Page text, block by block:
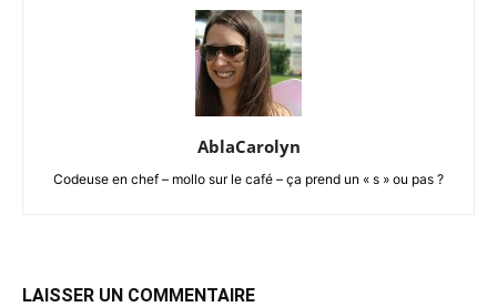
AblaCarolyn
Codeuse en chef – mollo sur le café – ça prend un « s » ou pas ?
LAISSER UN COMMENTAIRE